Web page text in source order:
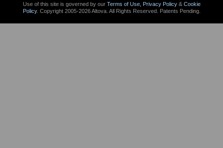
Use of this site is governed by our Terms of Use, Privacy Policy& Cookie
Policy. Copyright 2005-2026 Altova. All Rights Reserved. Patents Pending.